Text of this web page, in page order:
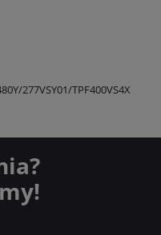
277VSY01/TPF400VS4X